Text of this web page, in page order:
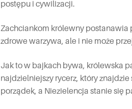
postępu i cywilizacji.
Zachciankom królewny postanawia
zdrowe warzywa, ale i nie może
Jak to w bajkach bywa, królewska
najdzielniejszy rycerz, który
porządek, a Niezielencja stanie się